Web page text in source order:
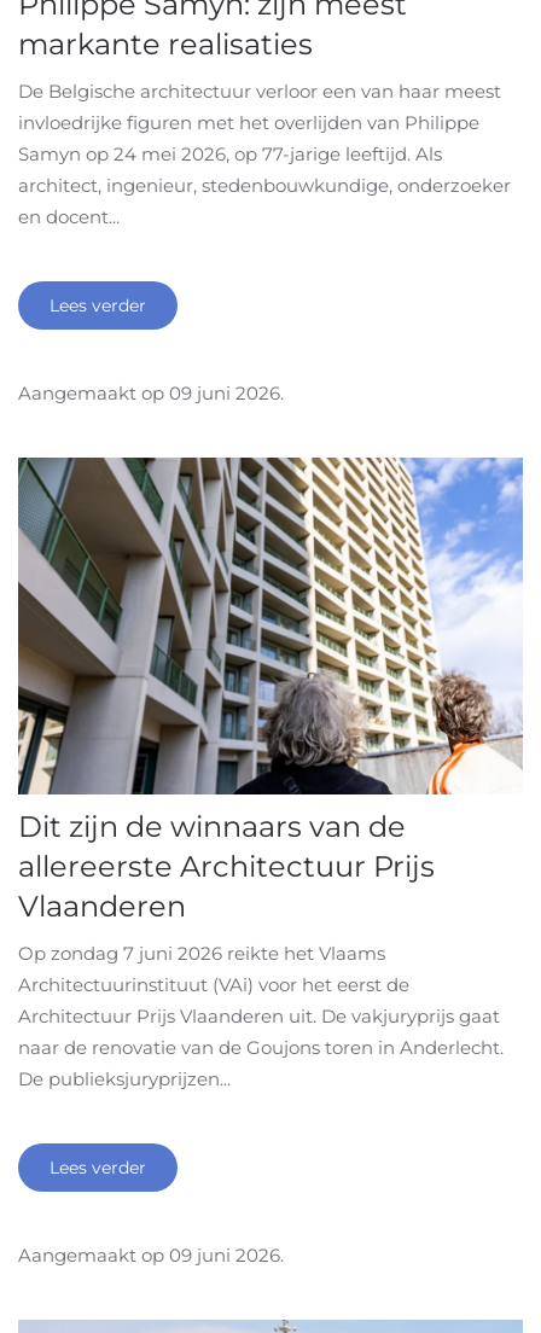
markante realisaties
De Belgische architectuur verloor een van haar meest
invloedrijke figuren met het overlijden van Philippe
Samyn op 24 mei 2026, op 77-jarige leeftijd. Als
architect, ingenieur, stedenbouwkundige, onderzoeker
en docent...
Lees verder
Aangemaakt op 09 juni 2026.
Dit zijn de winnaars van de
allereerste Architectuur Prijs
Vlaanderen
Op zondag 7 juni 2026 reikte het Vlaams
Architectuurinstituut (VAi) voor het eerst de
Architectuur Prijs Vlaanderen uit. De vakjuryprijs gaat
naar de renovatie van de Goujons toren in Anderlecht.
De publieksjuryprijzen...
Lees verder
Aangemaakt op 09 juni 2026.